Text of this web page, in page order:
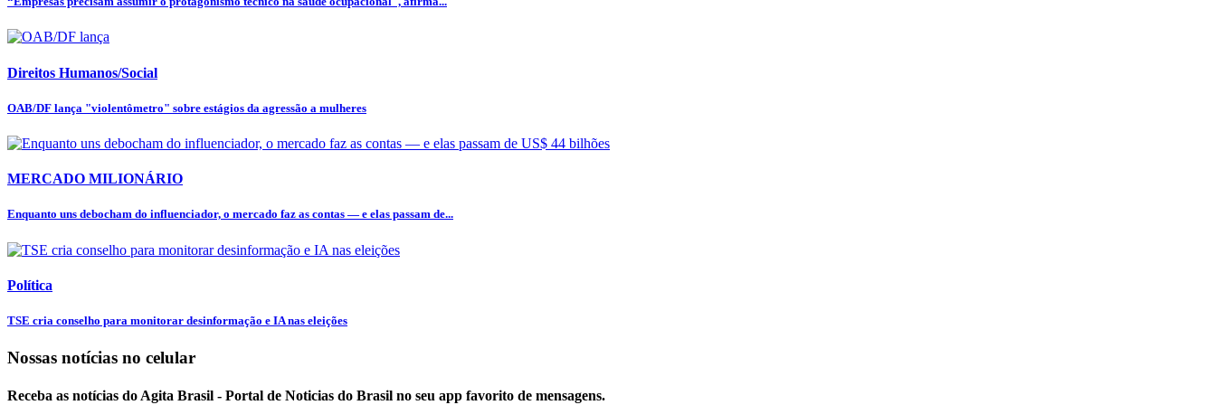
Direitos Humanos/Social
OAB/DF lança "violentômetro" sobre estágios da agressão a mulheres
MERCADO MILIONÁRIO
Enquanto uns debocham do influenciador, o mercado faz as contas — e elas passam de...
Política
TSE cria conselho para monitorar desinformação e IA nas eleições
Nossas notícias no celular
Receba as notícias do Agita Brasil - Portal de Noticias do Brasil no seu app favorito de mensagens.